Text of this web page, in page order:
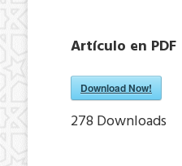
Artículo en PDF
Download Now!
278 Downloads